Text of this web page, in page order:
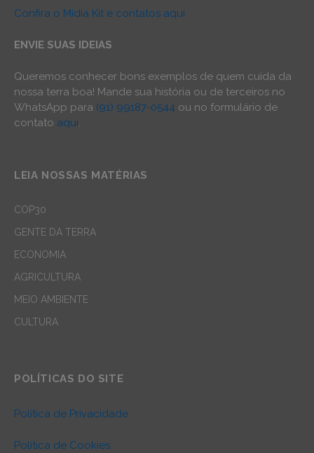
Confira o Mídia Kit e contatos aqui
ENVIE SUAS IDEIAS
Queremos conhecer bons exemplos de quem cuida da
nossa terra boa! Mande sua história ou de terceiros no
WhatsApp para (91) 99187-0544 ou no formulário de
contato aqui.
LEIA NOSSAS MATÉRIAS
COP30
GENTE DA TERRA
ECONOMIA
AGRICULTURA
MEIO AMBIENTE
CULTURA
POLÍTICAS DO SITE
Política de Privacidade
Política de Cookies